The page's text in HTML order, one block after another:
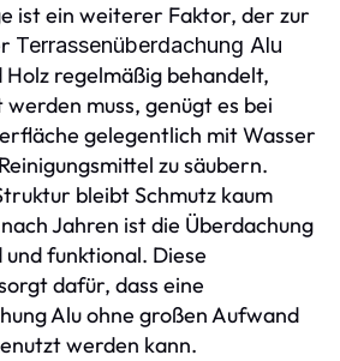
ist ein weiterer Faktor, der zur
Terrassenüberdachung Alu
regelmäßig behandelt,
muss, genügt es bei
gelegentlich mit Wasser
zu säubern.
bleibt Schmutz kaum
Jahren ist die Überdachung
funktional. Diese
dafür, dass eine
Alu ohne großen Aufwand
werden kann.